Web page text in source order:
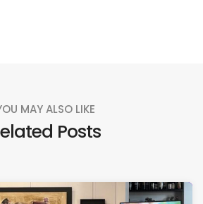
MAY ALSO LIKE
Posts